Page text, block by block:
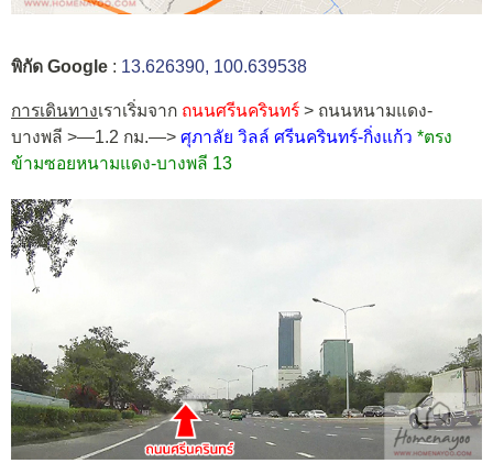
พิกัด Google : 13.626390, 100.639538
การเดินทางเราเริ่มจาก ถนนศรีนครินทร์ > ถนนหนามแดง-
บางพลี >—1.2 กม.—> ศุภาลัย วิลล์ ศรีนครินทร์-กิ่งแก้ว *ตรง
ข้ามซอยหนามแดง-บางพลี 13